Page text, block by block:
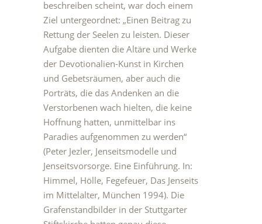
beschreiben scheint, war doch einem
Ziel untergeordnet: „Einen Beitrag zu
Rettung der Seelen zu leisten. Dieser
Aufgabe dienten die Altäre und Werke
der Devotionalien-Kunst in Kirchen
und Gebetsräumen, aber auch die
Porträts, die das Andenken an die
Verstorbenen wach hielten, die keine
Hoffnung hatten, unmittelbar ins
Paradies aufgenommen zu werden“
(Peter Jezler, Jenseitsmodelle und
Jenseitsvorsorge. Eine Einführung. In:
Himmel, Hölle, Fegefeuer, Das Jenseits
im Mittelalter, München 1994). Die
Grafenstandbilder in der Stuttgarter